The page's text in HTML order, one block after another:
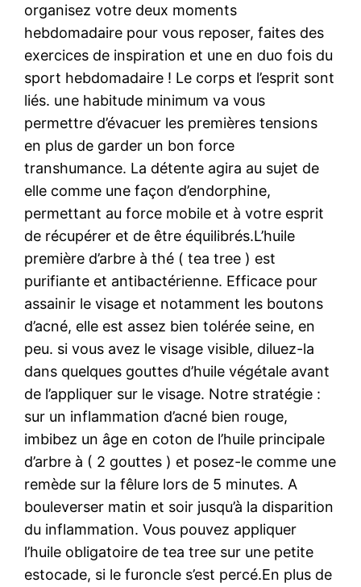
organisez votre deux moments
hebdomadaire pour vous reposer, faites des
exercices de inspiration et une en duo fois du
sport hebdomadaire ! Le corps et l’esprit sont
liés. une habitude minimum va vous
permettre d’évacuer les premières tensions
en plus de garder un bon force
transhumance. La détente agira au sujet de
elle comme une façon d’endorphine,
permettant au force mobile et à votre esprit
de récupérer et de être équilibrés.L’huile
première d’arbre à thé ( tea tree ) est
purifiante et antibactérienne. Efficace pour
assainir le visage et notamment les boutons
d’acné, elle est assez bien tolérée seine, en
peu. si vous avez le visage visible, diluez-la
dans quelques gouttes d’huile végétale avant
de l’appliquer sur le visage. Notre stratégie :
sur un inflammation d’acné bien rouge,
imbibez un âge en coton de l’huile principale
d’arbre à ( 2 gouttes ) et posez-le comme une
remède sur la fêlure lors de 5 minutes. A
bouleverser matin et soir jusqu’à la disparition
du inflammation. Vous pouvez appliquer
l’huile obligatoire de tea tree sur une petite
estocade, si le furoncle s’est percé.En plus de